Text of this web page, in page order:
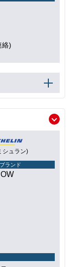
絡)
シュラン)
ブランド